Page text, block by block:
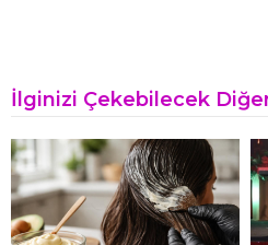
İlginizi Çekebilecek